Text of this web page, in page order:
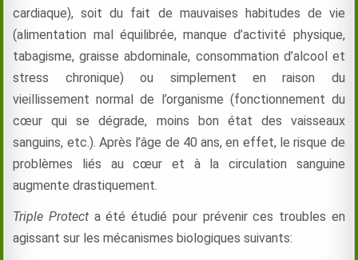
cardiaque), soit du fait de mauvaises habitudes de vie
(alimentation mal équilibrée, manque d’activité physique,
tabagisme, graisse abdominale, consommation d’alcool et
stress chronique) ou simplement en raison du
vieillissement normal de l’organisme (fonctionnement du
cœur qui se dégrade, moins bon état des vaisseaux
sanguins, etc.). Après l’âge de 40 ans, en effet, le risque de
problèmes liés au cœur et à la circulation sanguine
augmente drastiquement.
Triple Protect a été étudié pour prévenir ces troubles en
agissant sur les mécanismes biologiques suivants: